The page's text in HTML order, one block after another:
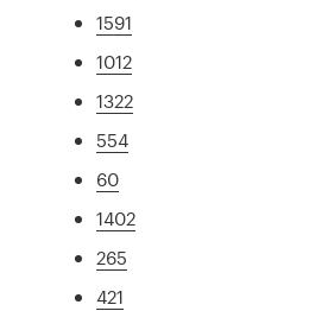
1591
1012
1322
554
60
1402
265
421